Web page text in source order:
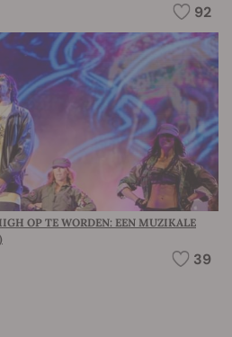
92
OP TE WORDEN: EEN MUZIKALE
39